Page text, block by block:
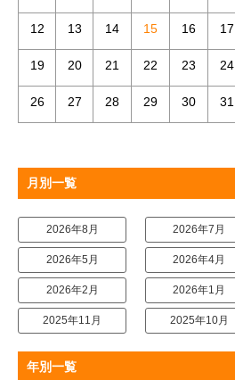
12 13 14 15 16 17
19 20 21 22 23 24
26 27 28 29 30 31
月別一覧
2026年8月 2026年7月
2026年5月 2026年4月
2026年2月 2026年1月
2025年11月 2025年10月
年別一覧